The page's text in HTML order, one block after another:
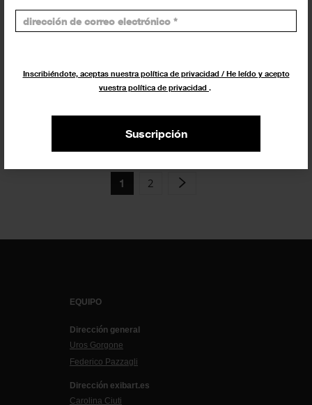
Inscribiéndote, aceptas nuestra política de privacidad / He leído y acepto
vuestra política de privacidad .
Suscripción
disponibles de forma gratuita en
1 2
EQUIPO
Dirección general
Uros Gorgone
Federico Pazzagli
Dirección exibart.es
Carolina Ciuti